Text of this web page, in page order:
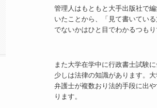
管理人はもともと大手出版社で
いたことから、「見て書いてい
でないかはひと目でわかるつもり
また大学在学中に行政書士試験
少しは法律の知識があります。
弁護士が複数おり法的手段に出
ります。